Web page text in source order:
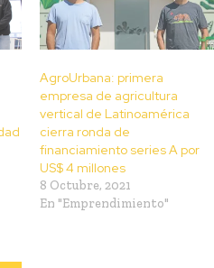
AgroUrbana: primera
empresa de agricultura
vertical de Latinoamérica
cierra ronda de
financiamiento series A por
US$ 4 millones
8 Octubre, 2021
En "Emprendimiento"